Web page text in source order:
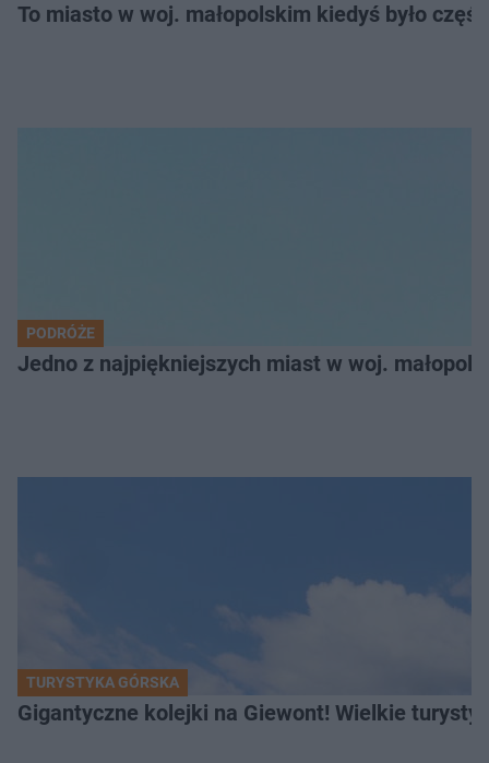
To miasto w woj. małopolskim kiedyś było
PODRÓŻE
Jedno z najpiękniejszych miast w woj.
TURYSTYKA GÓRSKA
Gigantyczne kolejki na Giewont! Wielkie